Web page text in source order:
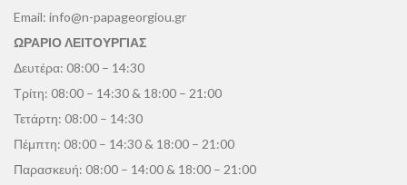
Email: info@n-papageorgiou.gr
ΩΡΑΡΙΟ ΛΕΙΤΟΥΡΓΙΑΣ
Δευτέρα: 08:00 – 14:30
Τρίτη: 08:00 – 14:30 & 18:00 – 21:00
Τετάρτη: 08:00 – 14:30
Πέμπτη: 08:00 – 14:30 & 18:00 – 21:00
Παρασκευή: 08:00 – 14:00 & 18:00 – 21:00